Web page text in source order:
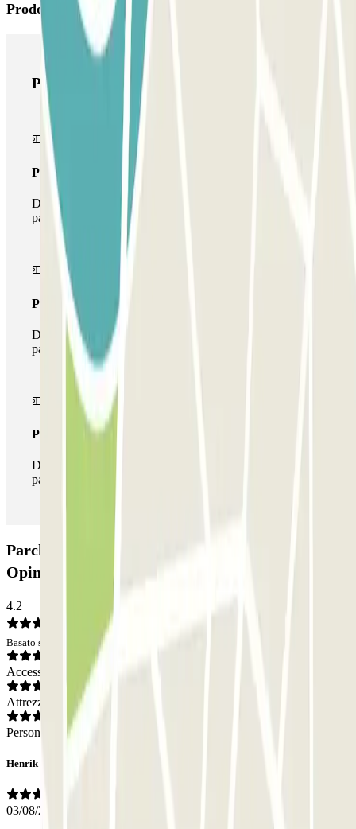
Prodotti di Parclick
Prodotti di Parclick
Pass unico
Durante il tuo soggiorno potrai entrare e uscire dal
parcheggio una sola volta
Pass multiparking
Durante il tuo soggiorno potrai usufruire dell'intera rete di
parcheggi disponibili su Parclick.
Pass illlimitato
Durante il tuo soggiorno potrai entrare e uscire dal
parcheggio tutte le volte che vorrai.
Parcheggio Garage du Faubourg - Gare de Lyon:
Opinioni
4.2
Basato su 62 opinioni
Accesso
Attrezzatura
Personale
Henrik
03/08/2026